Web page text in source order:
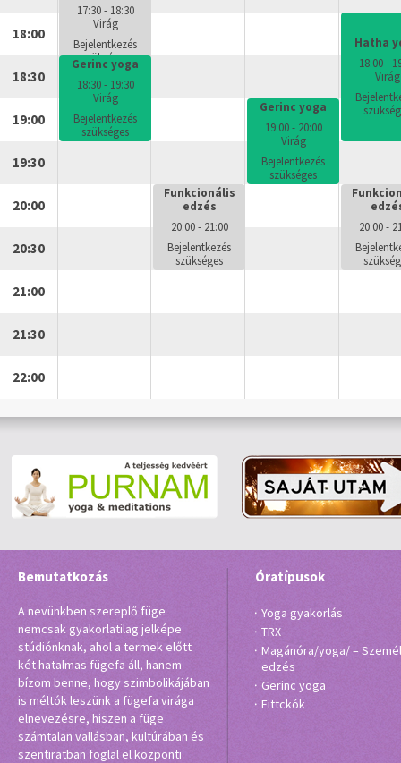
17:30 - 18:30
Virág
Bejelentkezés
szükséges
Gerinc yoga
18:30 - 19:30
Virág
Bejelentkezés
szükséges
Funkcionális
edzés
20:00 - 21:00
Bejelentkezés
szükséges
Hatha
18:00 -
Virág
20:00 -
Gerinc yoga
19:00 - 20:00
Virág
Bejelentkezés
szükséges
18:00
18:30
19:00
19:30
20:00
20:30
21:00
21:30
22:00
Bemutatkozás
A nevünkben szereplő füge
nemcsak gyakorlatilag jelképe
stúdiónknak, ahol a termek előtt
két hatalmas fügefa áll, hanem
bízom benne, hogy szimbolikájában
is méltók leszünk a fügefa virága
elnevezésre, hiszen a füge
számtalan vallásban, kultúrában és
szentiratban foglal el központi
Óratípusok
Yoga gyakorlás
TRX
Magánóra/yoga/ –
edzés
Gerinc yoga
Fittckók